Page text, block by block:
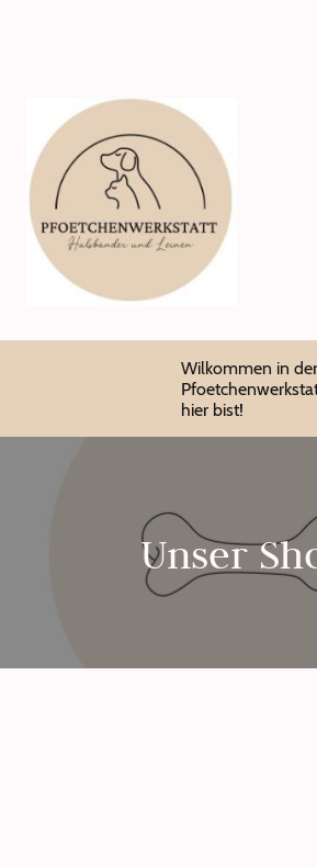
Wilkommen in der
hier bist!
Unser